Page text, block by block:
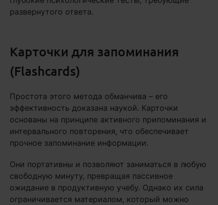
развернутого ответа.
Карточки для запоминания
(Flashcards)
Простота этого метода обманчива – его
эффективность доказана наукой. Карточки
основаны на принципе активного припоминания и
интервального повторения, что обеспечивает
прочное запоминание информации.
Они портативны и позволяют заниматься в любую
свободную минуту, превращая пассивное
ожидание в продуктивную учебу. Однако их сила
ограничивается материалом, который можно